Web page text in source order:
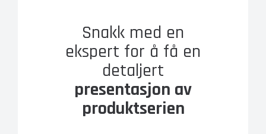
Snakk med en
ekspert for å få en
detaljert
presentasjon av
produktserien